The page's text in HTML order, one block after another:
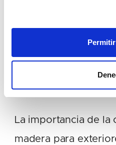
Post
La importancia de la
madera para